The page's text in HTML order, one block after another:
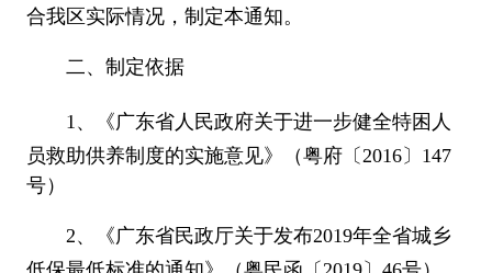
合我区实际情况，制定本通知。
二、制定依据
1、《广东省人民政府关于进一步健全特困人
员救助供养制度的实施意见》（粤府〔2016〕147
号）
2、《广东省民政厅关于发布2019年全省城乡